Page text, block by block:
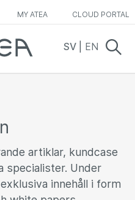
MY ATEA CLOUD PORTAL
SV EN
artiklar, kundcase
specialister. Under
innehåll i form